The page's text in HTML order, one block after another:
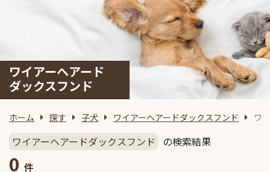
ワイアーヘアード
ダックスフンド
ホーム 探す 子犬 ワイアーヘアードダックスフンド ワ
ワイアーヘアードダックスフンド の検索結果
0 件